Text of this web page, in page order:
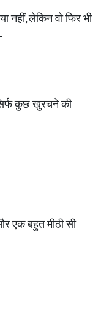
नहीं, लेकिन वो फिर भी
कुछ खुरचने की
एक बहुत मीठी सी